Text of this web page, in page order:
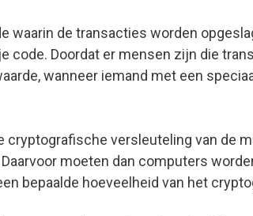
de transacties worden
code. Doordat er mensen zijn die
wanneer iemand met een
cryptografische versleuteling van de
moeten dan computers
bepaalde hoeveelheid van het